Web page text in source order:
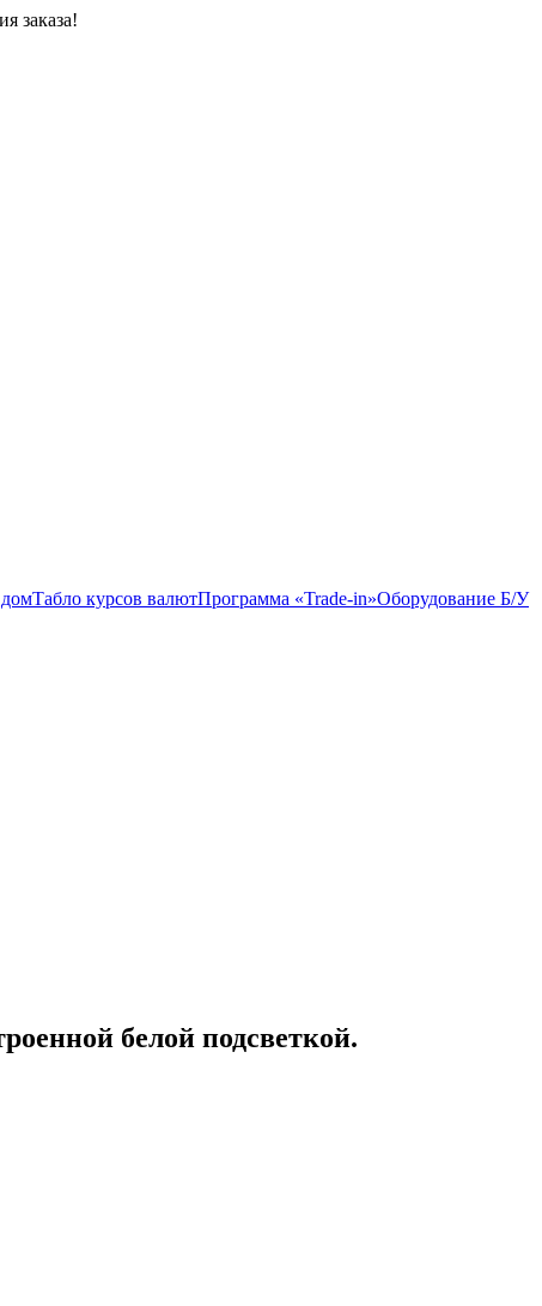
заказа!
Табло курсов валютПрограмма «Trade-in»Оборудование Б/У
белой подсветкой.